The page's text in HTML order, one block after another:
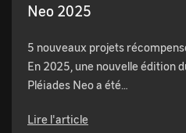
Neo 2025
5 nouveaux projets
En 2025, une nouvelle édition
Pléiades Neo a été…
Lire l'article